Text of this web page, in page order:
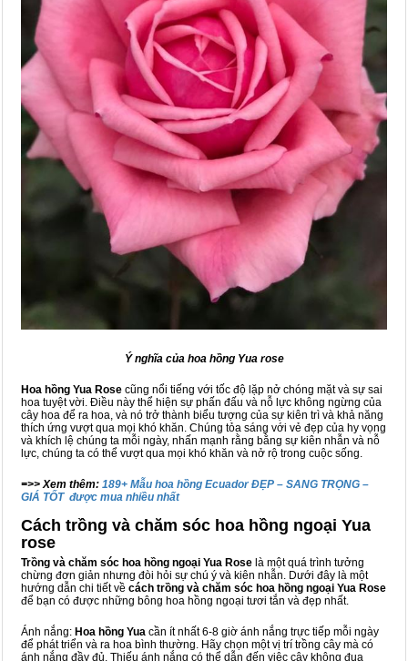
Ý nghĩa của hoa hồng Yua rose
Hoa hồng Yua Rose cũng nổi tiếng với tốc độ lặp nở chóng mặt và sự sai
hoa tuyệt vời. Điều này thể hiện sự phấn đấu và nỗ lực không ngừng của
cây hoa để ra hoa, và nó trở thành biểu tượng của sự kiên trì và khả năng
thích ứng vượt qua mọi khó khăn. Chúng tỏa sáng với vẻ đẹp của hy vọng
và khích lệ chúng ta mỗi ngày, nhấn mạnh rằng bằng sự kiên nhẫn và nỗ
lực, chúng ta có thể vượt qua mọi khó khăn và nở rộ trong cuộc sống.
=>> Xem thêm: 189+ Mẫu hoa hồng Ecuador ĐẸP – SANG TRỌNG –
GIÁ TỐT được mua nhiều nhất
Cách trồng và chăm sóc hoa hồng ngoại Yua
rose
Trồng và chăm sóc hoa hồng ngoại Yua Rose là một quá trình tưởng
chừng đơn giản nhưng đòi hỏi sự chú ý và kiên nhẫn. Dưới đây là một
hướng dẫn chi tiết về cách trồng và chăm sóc hoa hồng ngoại Yua Rose
để bạn có được những bông hoa hồng ngoại tươi tắn và đẹp nhất.
Ánh nắng: Hoa hồng Yua cần ít nhất 6-8 giờ ánh nắng trực tiếp mỗi ngày
để phát triển và ra hoa bình thường. Hãy chọn một vị trí trồng cây mà có
ánh nắng đầy đủ. Thiếu ánh nắng có thể dẫn đến việc cây không đua